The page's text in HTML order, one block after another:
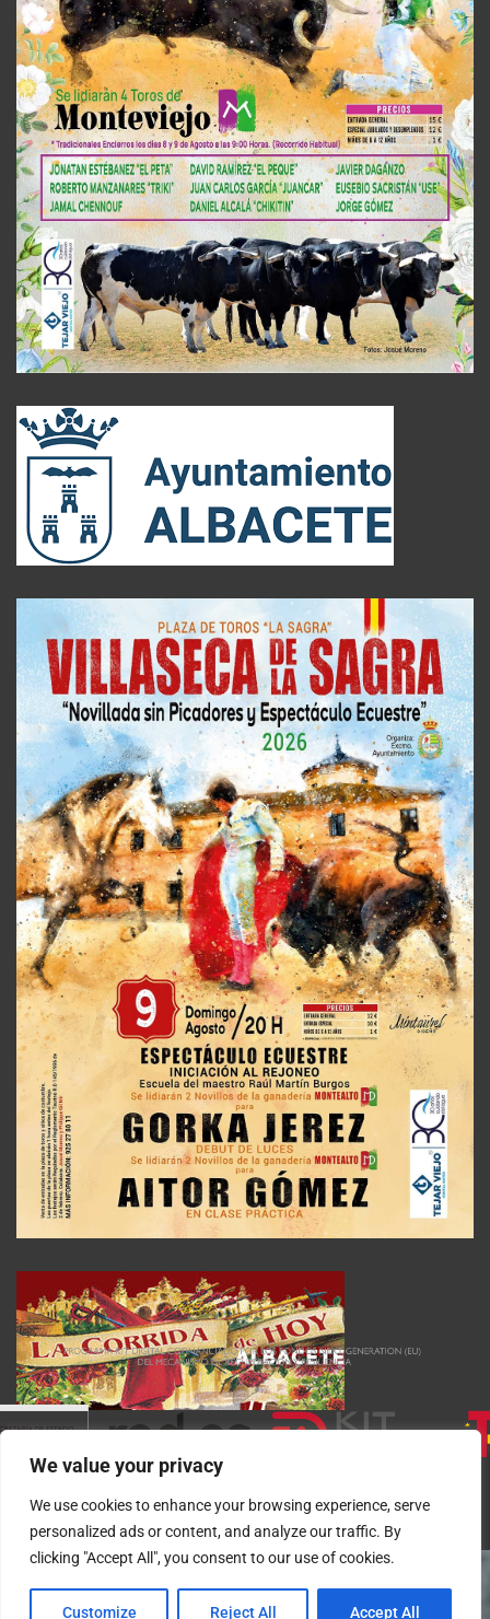
We value your privacy
We use cookies to enhance your browsing experience, serve
personalized ads or content, and analyze our traffic. By
clicking "Accept All", you consent to our use of cookies.
Customize Reject All Accept All